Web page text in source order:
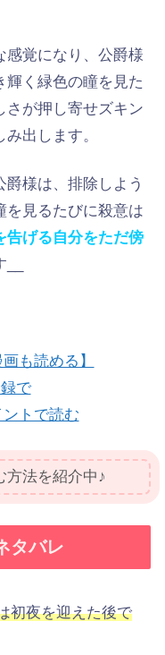
感覚になり、公爵様
輝く緑色の瞳を見た
さが押し寄せズキン
出します。
様は、排除しよう
を見るたびに殺意は
告げる自分をただ傍
も読める】
で
トで読む
方法を紹介中♪
タバレ
初夜を迎えた後で